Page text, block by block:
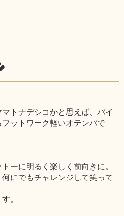
トナデシコかと思えば、バイ
ットワーク軽いオテンバで
ーに明るく楽しく前向きに。
にでもチャレンジして笑って
。